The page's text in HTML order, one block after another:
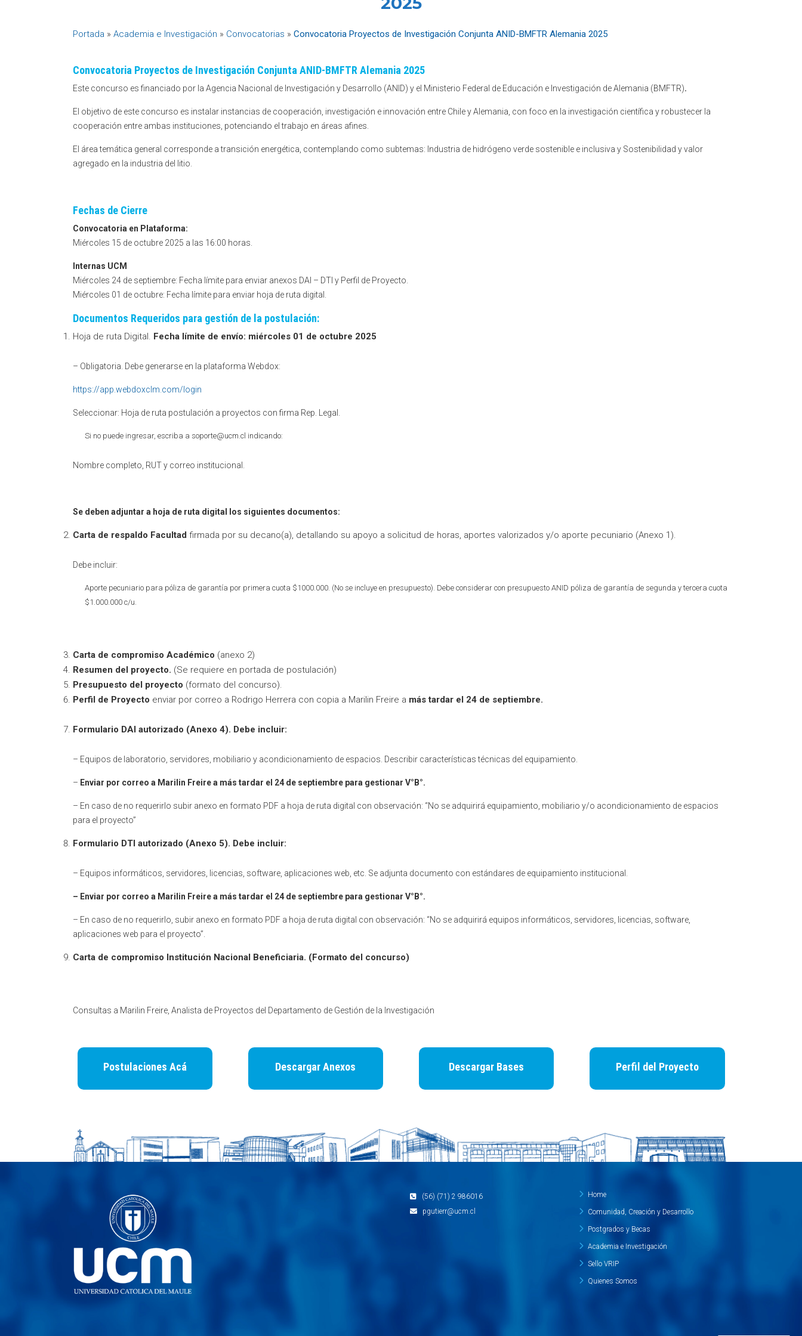
Portada » Academia e Investigación » Convocatorias » Convocatoria Proyectos de Investigación Conjunta ANID-BMFTR Alemania 2025
Convocatoria Proyectos de Investigación Conjunta ANID-BMFTR Alemania 2025
Este concurso es financiado por la Agencia Nacional de Investigación y Desarrollo (ANID) y el Ministerio Federal de Educación e Investigación de Alemania (BMFTR).
El objetivo de este concurso es instalar instancias de cooperación, investigación e innovación entre Chile y Alemania, con foco en la investigación científica y robustecer la
cooperación entre ambas instituciones, potenciando el trabajo en áreas afines.
El área temática general corresponde a transición energética, contemplando como subtemas: Industria de hidrógeno verde sostenible e inclusiva y Sostenibilidad y valor
agregado en la industria del litio.
Fechas de Cierre
Convocatoria en Plataforma:
Miércoles 15 de octubre 2025 a las 16:00 horas.
Internas UCM
Miércoles 24 de septiembre: Fecha límite para enviar anexos DAI – DTI y Perfil de Proyecto.
Miércoles 01 de octubre: Fecha límite para enviar hoja de ruta digital.
Documentos Requeridos para gestión de la postulación:
Hoja de ruta Digital. Fecha límite de envío: miércoles 01 de octubre 2025
– Obligatoria. Debe generarse en la plataforma Webdox:
https://app.webdoxclm.com/login
Seleccionar: Hoja de ruta postulación a proyectos con firma Rep. Legal.
Si no puede ingresar, escriba a soporte@ucm.cl indicando:
Nombre completo, RUT y correo institucional.
Se deben adjuntar a hoja de ruta digital los siguientes documentos:
Carta de respaldo Facultad firmada por su decano(a), detallando su apoyo a solicitud de horas, aportes valorizados y/o aporte pecuniario (Anexo 1).
Debe incluir:
Aporte pecuniario para póliza de garantía por primera cuota $1000.000. (No se incluye en presupuesto). Debe considerar con presupuesto ANID póliza de garantía de segunda y tercera cuota
$1.000.000 c/u.
Carta de compromiso Académico (anexo 2)
Resumen del proyecto. (Se requiere en portada de postulación)
Presupuesto del proyecto (formato del concurso).
Perfil de Proyecto enviar por correo a Rodrigo Herrera con copia a Marilin Freire a más tardar el 24 de septiembre.
Formulario DAI autorizado (Anexo 4). Debe incluir:
– Equipos de laboratorio, servidores, mobiliario y acondicionamiento de espacios. Describir características técnicas del equipamiento.
– Enviar por correo a Marilin Freire a más tardar el 24 de septiembre para gestionar V°B°.
– En caso de no requerirlo subir anexo en formato PDF a hoja de ruta digital con observación: “No se adquirirá equipamiento, mobiliario y/o acondicionamiento de espacios
para el proyecto”
Formulario DTI autorizado (Anexo 5). Debe incluir:
– Equipos informáticos, servidores, licencias, software, aplicaciones web, etc. Se adjunta documento con estándares de equipamiento institucional.
– Enviar por correo a Marilin Freire a más tardar el 24 de septiembre para gestionar V°B°.
– En caso de no requerirlo, subir anexo en formato PDF a hoja de ruta digital con observación: “No se adquirirá equipos informáticos, servidores, licencias, software,
aplicaciones web para el proyecto”.
Carta de compromiso Institución Nacional Beneficiaria. (Formato del concurso)
Consultas a Marilin Freire, Analista de Proyectos del Departamento de Gestión de la Investigación
Postulaciones Acá Descargar Anexos Descargar Bases Perfil del Proyecto
(56) (71) 2 986016
pgutierr@ucm.cl
Home
Comunidad, Creación y Desarrollo
Postgrados y Becas
Academia e Investigación
Sello VRIP
Quienes Somos